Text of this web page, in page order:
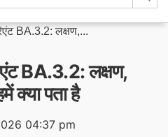
BA.3.2: लक्षण,...
BA.3.2: लक्षण,
क्या पता है
04:37 pm